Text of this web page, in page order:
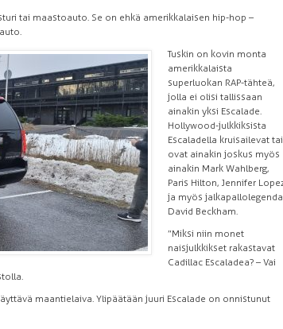
tai maastoauto. Se on ehkä amerikkalaisen hip-hop –
Tuskin on kovin monta
amerikkalaista
superluokan RAP-tähteä,
jolla ei olisi tallissaan
ainakin yksi Escalade.
Hollywood-julkkiksista
Escaladella kruisailevat tai
ovat ainakin joskus myös
ainakin Mark Wahlberg,
Paris Hilton, Jennifer
ja myös jalkapallolegenda
David Beckham.
”Miksi niin monet
naisjulkkikset rakastavat
Cadillac Escaladea? – Vai
maantielaiva. Ylipäätään juuri Escalade on onnistunut